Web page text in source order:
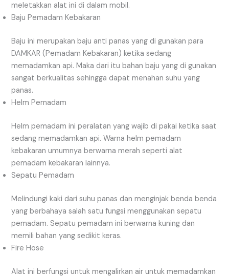
meletakkan alat ini di dalam mobil.
Baju Pemadam Kebakaran
Baju ini merupakan baju anti panas yang di gunakan para
DAMKAR (Pemadam Kebakaran) ketika sedang
memadamkan api. Maka dari itu bahan baju yang di gunakan
sangat berkualitas sehingga dapat menahan suhu yang
panas.
Helm Pemadam
Helm pemadam ini peralatan yang wajib di pakai ketika saat
sedang memadamkan api. Warna helm pemadam
kebakaran umumnya berwarna merah seperti alat
pemadam kebakaran lainnya.
Sepatu Pemadam
Melindungi kaki dari suhu panas dan menginjak benda benda
yang berbahaya salah satu fungsi menggunakan sepatu
pemadam. Sepatu pemadam ini berwarna kuning dan
memili bahan yang sedikit keras.
Fire Hose
Alat ini berfungsi untuk mengalirkan air untuk memadamkan